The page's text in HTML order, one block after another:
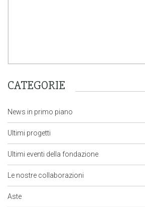
CATEGORIE
News in primo piano
Ultimi progetti
Ultimi eventi della fondazione
Le nostre collaborazioni
Aste